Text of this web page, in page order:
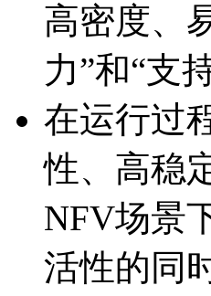
高密度
力”和“支
在运行过
性、高
NFV场景
活性的同